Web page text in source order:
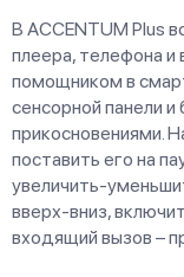
В ACCENTUM Plus
плеера, телефона и
помощником в
сенсорной панели
прикосновениями.
поставить его на
увеличить-
вверх-вниз,
входящий вызов –